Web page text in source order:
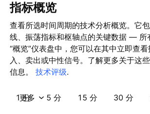
指标概览
查看所选时间周期的技术分析概览。它
线、振荡指标和枢轴点的关键数据 — 所
“概览”仪表盘中，您可以在其中立即查
入、卖出或中性信号。了解更多关于这
信息。 技术评级.
1 分 5 分 15 分 30 分
更多